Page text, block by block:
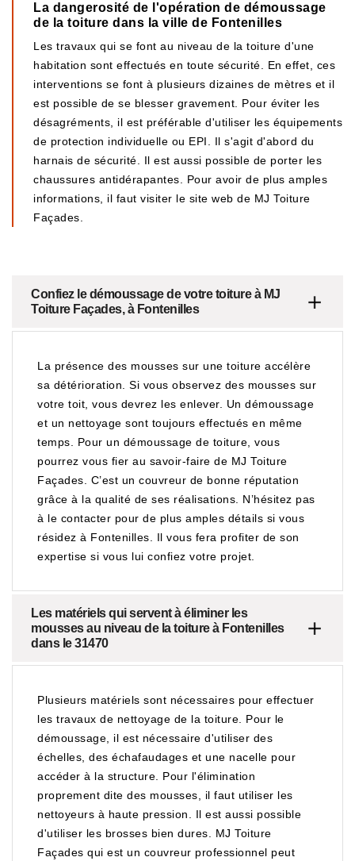
La dangerosité de l'opération de démoussage
de la toiture dans la ville de Fontenilles
Les travaux qui se font au niveau de la toiture d'une
habitation sont effectués en toute sécurité. En effet, ces
interventions se font à plusieurs dizaines de mètres et il
est possible de se blesser gravement. Pour éviter les
désagréments, il est préférable d'utiliser les équipements
de protection individuelle ou EPI. Il s'agit d'abord du
harnais de sécurité. Il est aussi possible de porter les
chaussures antidérapantes. Pour avoir de plus amples
informations, il faut visiter le site web de MJ Toiture
Façades.
Confiez le démoussage de votre toiture à MJ
Toiture Façades, à Fontenilles
La présence des mousses sur une toiture accélère
sa détérioration. Si vous observez des mousses sur
votre toit, vous devrez les enlever. Un démoussage
et un nettoyage sont toujours effectués en même
temps. Pour un démoussage de toiture, vous
pourrez vous fier au savoir-faire de MJ Toiture
Façades. C’est un couvreur de bonne réputation
grâce à la qualité de ses réalisations. N’hésitez pas
à le contacter pour de plus amples détails si vous
résidez à Fontenilles. Il vous fera profiter de son
expertise si vous lui confiez votre projet.
Les matériels qui servent à éliminer les
mousses au niveau de la toiture à Fontenilles
dans le 31470
Plusieurs matériels sont nécessaires pour effectuer
les travaux de nettoyage de la toiture. Pour le
démoussage, il est nécessaire d'utiliser des
échelles, des échafaudages et une nacelle pour
accéder à la structure. Pour l'élimination
proprement dite des mousses, il faut utiliser les
nettoyeurs à haute pression. Il est aussi possible
d'utiliser les brosses bien dures. MJ Toiture
Façades qui est un couvreur professionnel peut